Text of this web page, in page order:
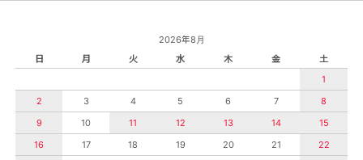
2026年8月
日
月 火 水 木 金
土
1
2
3 4 5 6 7
8
9
10 11 12 13 14
15
16
17 18 19 20 21
22